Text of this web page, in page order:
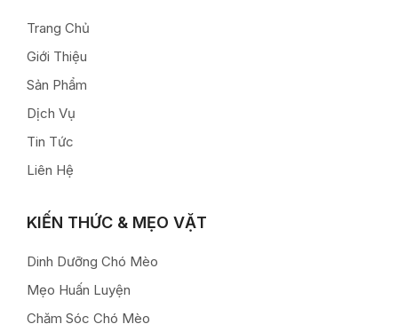
Trang Chủ
Giới Thiệu
Sản Phẩm
Dịch Vụ
Tin Tức
Liên Hệ
KIẾN THỨC & MẸO VẶT
Dinh Dưỡng Chó Mèo
Mẹo Huấn Luyện
Chăm Sóc Chó Mèo